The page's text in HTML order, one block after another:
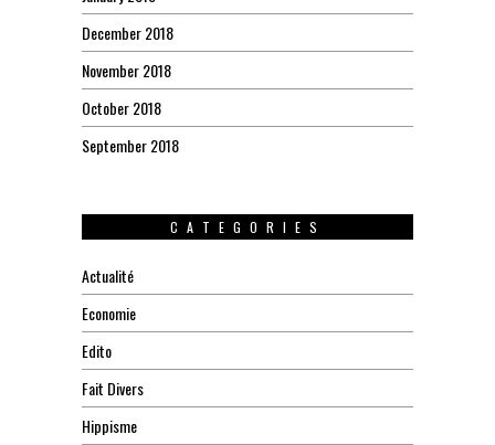
December 2018
November 2018
October 2018
September 2018
CATEGORIES
Actualité
Economie
Edito
Fait Divers
Hippisme